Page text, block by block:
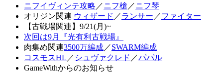
ニフイヴィンテ攻略 ／ニフ槍 ／ニフ琴
オリジン関連 ウィザード ／ランサー ／ファイター
【古戦場関連】9/21(月)~
次回は9月『光有利古戦場』
肉集め関連3500万編成／SWARM編成
コスモスHL ／ シュヴァクレド ／パパル
GameWithからのお知らせ